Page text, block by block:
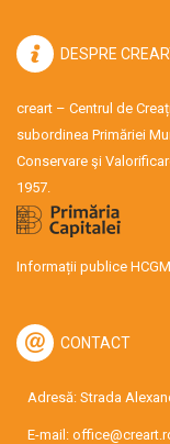
DESPRE
creart – Centrul de
subordinea Primăriei
Conservare şi
1957.
Informații publice
CONTACT
Adresă: Strada
E-mail: